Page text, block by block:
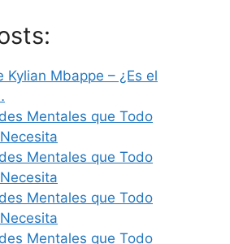
Kylian Mbappe – ¿Es el
Mentales que Todo
Mentales que Todo
Mentales que Todo
Mentales que Todo